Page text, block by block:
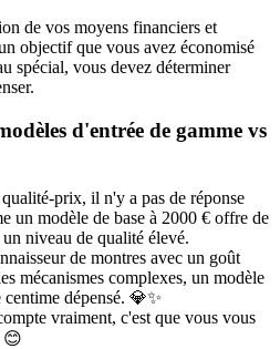
de vos moyens financiers et
objectif que vous avez économisé
spécial, vous devez déterminer
d'entrée de gamme vs
prix, il n'y a pas de réponse
un modèle de base à 2000 € offre de
niveau de qualité élevé.
de montres avec un goût
mécanismes complexes, un modèle
dépensé. 💎✨
vraiment, c'est que vous vous
😊